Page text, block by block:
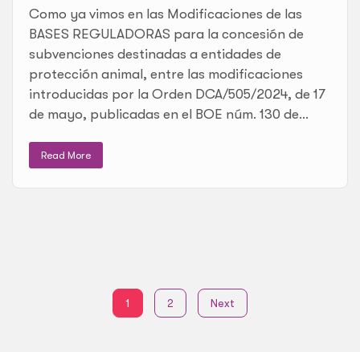
Como ya vimos en las Modificaciones de las
BASES REGULADORAS para la concesión de
subvenciones destinadas a entidades de
protección animal, entre las modificaciones
introducidas por la Orden DCA/505/2024, de 17
de mayo, publicadas en el BOE núm. 130 de...
Read More
1 2 Next